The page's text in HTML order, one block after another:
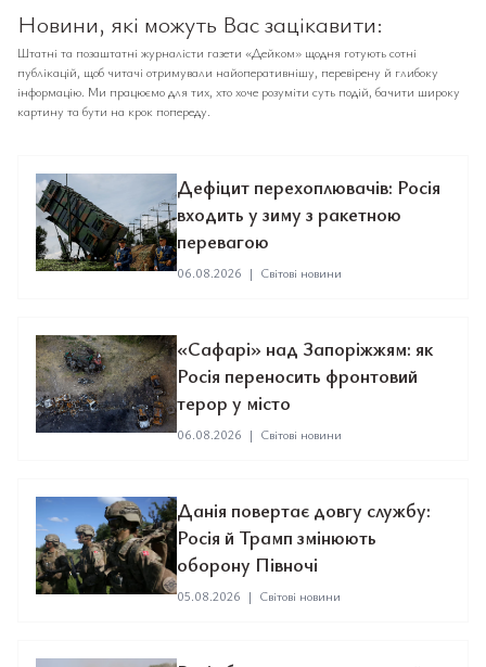
Новини, які можуть Вас зацікавити:
Штатні та позаштатні журналісти газети «Дейком» щодня готують сотні
публікацій, щоб читачі отримували найоперативнішу, перевірену й глибоку
інформацію. Ми працюємо для тих, хто хоче розуміти суть подій, бачити широку
картину та бути на крок попереду.
Дефіцит перехоплювачів: Росія
входить у зиму з ракетною
перевагою
06.08.2026 | Світові новини
«Сафарі» над Запоріжжям: як
Росія переносить фронтовий
терор у місто
06.08.2026 | Світові новини
Данія повертає довгу службу:
Росія й Трамп змінюють
оборону Півночі
05.08.2026 | Світові новини